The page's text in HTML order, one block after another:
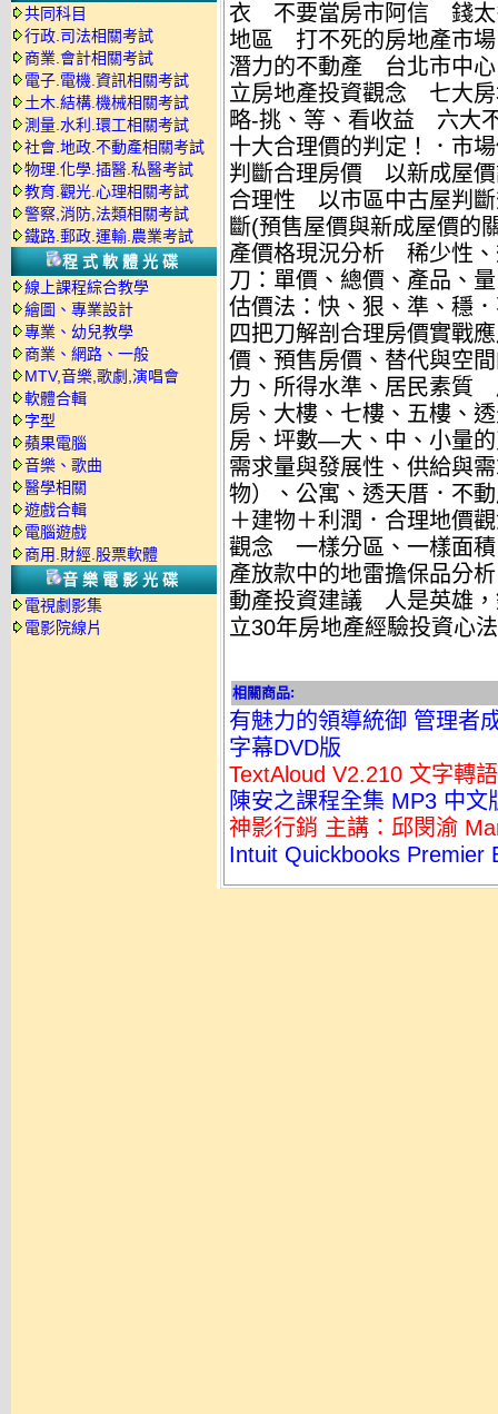
共同科目
行政.司法相關考試
商業.會計相關考試
電子.電機.資訊相關考試
土木.結構.機械相關考試
測量.水利.環工相關考試
社會.地政.不動產相關考試
物理.化學.插醫.私醫考試
教育.觀光.心理相關考試
警察,消防,法類相關考試
鐵路.郵政.運輸.農業考試
程式軟體光碟
線上課程綜合教學
繪圖、專業設計
專業、幼兒教學
商業、網路、一般
MTV,音樂,歌劇,演唱會
軟體合輯
字型
蘋果電腦
音樂、歌曲
醫學相關
遊戲合輯
電腦遊戲
商用.財經.股票軟體
音樂電影光碟
電視劇影集
電影院線片
衣 不要當房市阿信 錢太
地區 打不死的房地產市場
潛力的不動產 台北市中
立房地產投資觀念 七大房
略-挑、等、看收益 六大
十大合理價的判定！．市
判斷合理房價 以新成屋
合理性 以市區中古屋判
斷(預售屋價與新成屋價的
產價格現況分析 稀少性
刀：單價、總價、產品、
估價法：快、狠、準、穩
四把刀解剖合理房價實戰
價、預售房價、替代與空
力、所得水準、居民素質
房、大樓、七樓、五樓、
房、坪數—大、中、小量
需求量與發展性、供給與
物）、公寓、透天厝．不
＋建物＋利潤．合理地價
觀念 一樣分區、一樣面積
產放款中的地雷擔保品分
動產投資建議 人是英雄，
立30年房地產經驗投資心
相關商品:
有魅力的領導統御 管理者
字幕DVD版
TextAloud V2.210 文字轉
陳安之課程全集 MP3 中
神影行銷 主講：邱閔渝
Intuit Quickbooks Premier